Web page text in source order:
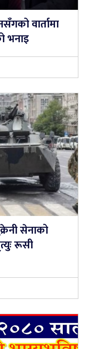
वार्तामा
भनाइ
सेनाको
रूसी